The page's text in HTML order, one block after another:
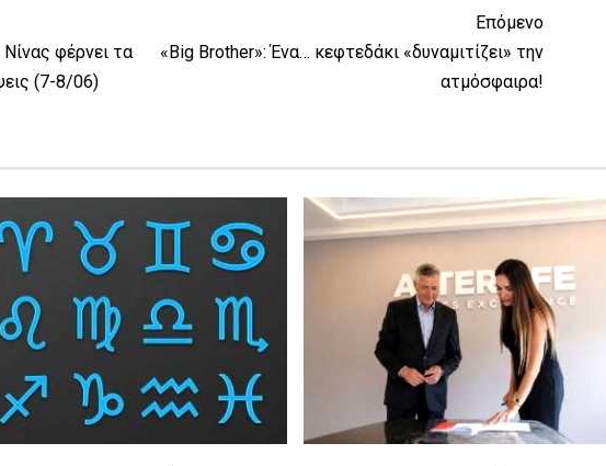
φέρνει τα
(7-8/06)
Επόμενο
«Big Brother»: Ένα… κεφτεδάκι «δυναμιτίζει» την
ατμόσφαιρα!